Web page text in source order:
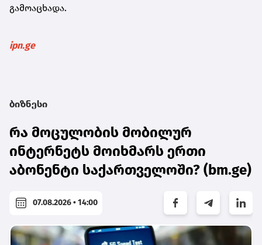
გამოაცხადა.
ipn.ge
ბიზნესი
რა მოცულობის მობილურ
ინტერნეტს მოიხმარს ერთი
აბონენტი საქართველოში? (bm.ge)
07.08.2026 • 14:00